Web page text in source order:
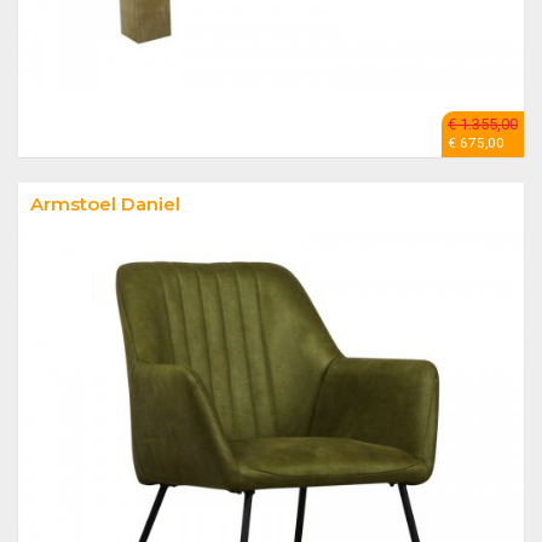
€ 1.355,00
€ 675,00
Armstoel Daniel